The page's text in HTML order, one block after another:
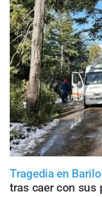
Tragedia en
tras caer con sus